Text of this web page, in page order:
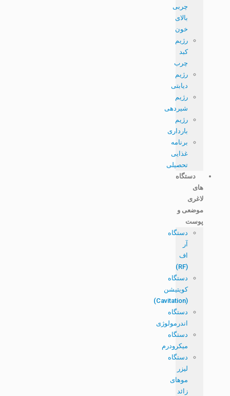
چربی
بالای
خون
رژیم
کبد
چرب
رژیم
دیابتی
رژیم
شیردهی
رژیم
بارداری
برنامه
غذایی
تحصیلی
دستگاه
های
لاغری
موضعی و
پوست
دستگاه
آر
اف
(RF)
دستگاه
کویتیشن
(Cavitation)
دستگاه
اندرمولوژی
دستگاه
میکرودرم
دستگاه
لیزر
موهای
زائد